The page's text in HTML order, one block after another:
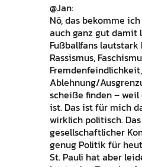
@Jan:
Nö, das bekomme
auch ganz gut damit
Fußballfans lautstark
Rassismus,
Fremdenfeindlichkeit,
Ablehnung/
scheiße finden –
ist. Das ist für mich
wirklich politisch.
gesellschaftlicher
genug Politik für
St. Pauli hat aber